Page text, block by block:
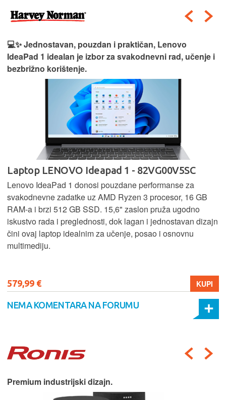
💻✨ Jednostavan, pouzdan i praktičan, Lenovo
IdeaPad 1 idealan je izbor za svakodnevni rad, učenje i
bezbrižno korištenje.
Laptop LENOVO Ideapad 1 - 82VG00V5SC
Lenovo IdeaPad 1 donosi pouzdane performanse za
svakodnevne zadatke uz AMD Ryzen 3 procesor, 16 GB
RAM-a i brzi 512 GB SSD. 15,6" zaslon pruža ugodno
iskustvo rada i preglednosti, dok lagan i jednostavan dizajn
čini ovaj laptop idealnim za učenje, posao i osnovnu
multimediju.
579,99 € KUPI
NEMA KOMENTARA NA FORUMU
Premium industrijski dizajn.